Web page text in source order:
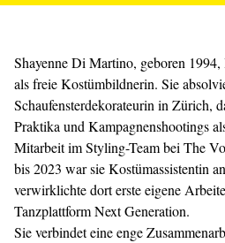
Shayenne Di Martino, geboren
als freie Kostümbildnerin. Sie
Schaufensterdekorateurin in Zürich,
Praktika und Kampagnenshootings
Mitarbeit im Styling-Team bei The
bis 2023 war sie Kostümassistentin
verwirklichte dort erste eigene
Tanzplattform Next Generation.
Sie verbindet eine enge